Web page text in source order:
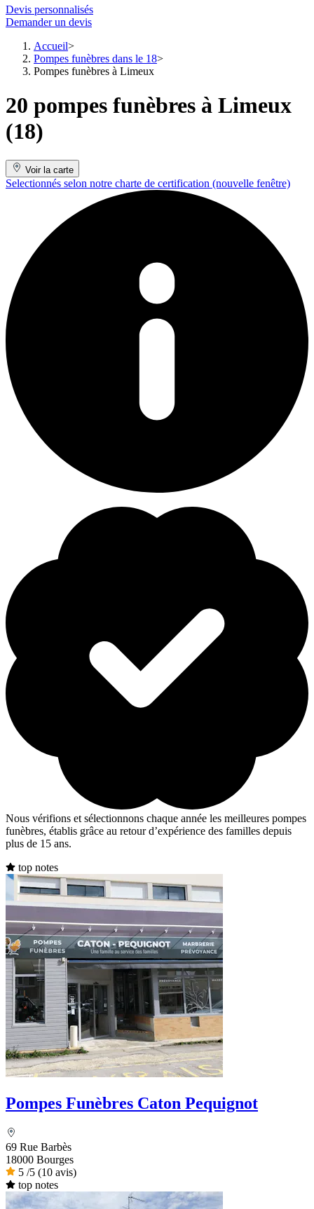
Devis personnalisés
Demander un devis
Accueil
Pompes funèbres dans le 18
Pompes funèbres à Limeux
20 pompes funèbres à Limeux
(18)
Voir la carte
Selectionnés selon notre charte de certification (nouvelle fenêtre)
Nous vérifions et sélectionnons chaque année les meilleures pompes
funèbres, établis grâce au retour d’expérience des familles depuis
plus de 15 ans.
top notes
Pompes Funèbres Caton Pequignot
69 Rue Barbès
18000 Bourges
5 /5 (10 avis)
top notes